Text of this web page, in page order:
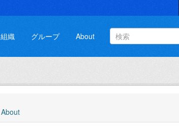
組織 グループ About
About